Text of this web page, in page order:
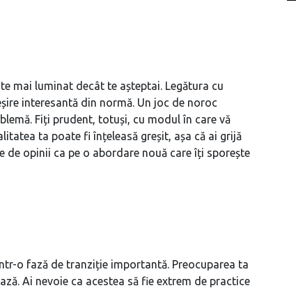
mai luminat decât te așteptai. Legătura cu
interesantă din normă. Un joc de noroc
Fiți prudent, totuși, cu modul în care vă
ta poate fi înțeleasă greșit, așa că ai grijă
de opinii ca pe o abordare nouă care îți sporește
o fază de tranziție importantă. Preocuparea ta
Ai nevoie ca acestea să fie extrem de practice